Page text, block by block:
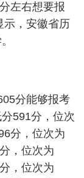
左右想要报
示，安徽省历
分能够报考
591分，位次
分，位次为
，位次为
，位次为